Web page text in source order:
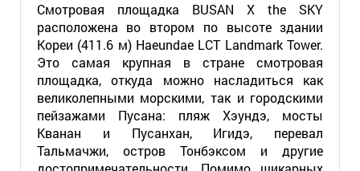
Смотровая площадка BUSAN X the SKY
расположена во втором по высоте здании
Кореи (411.6 м) Haeundae LCT Landmark Tower.
Это самая крупная в стране смотровая
площадка, откуда можно насладиться как
великолепными морскими, так и городскими
пейзажами Пусана: пляж Хэундэ, мосты
Кванан и Пусанхан, Игидэ, перевал
Тальмачжи, остров Тонбэксом и другие